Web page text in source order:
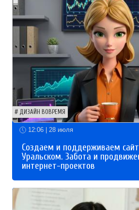
ДИЗАЙН ВОВРЕМЯ
12:06 | 28 июля
Создаем и поддерживаем
Уральском. Забота и
интернет-проектов